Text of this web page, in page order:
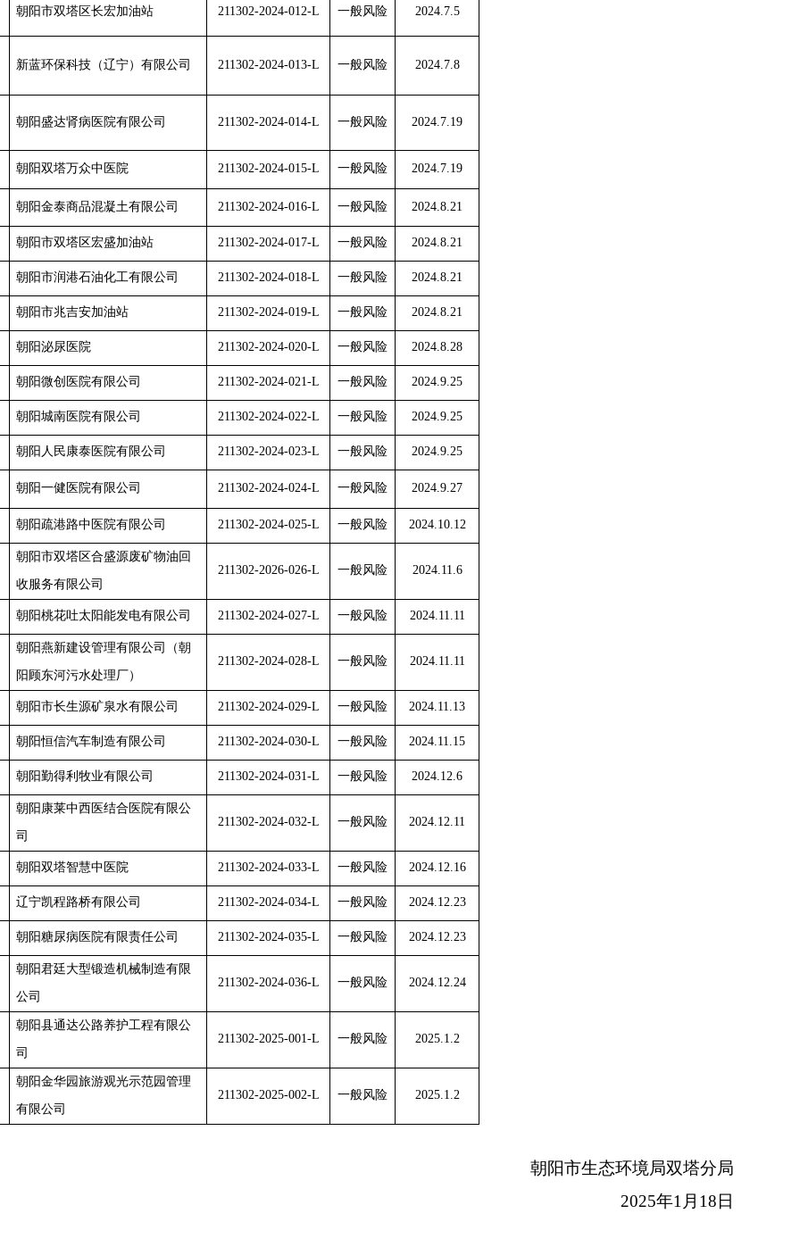
朝阳市双塔区长宏加油站 211302-2024-012-L 一般风险 2024.7.5
新蓝环保科技（辽宁）有限公司 211302-2024-013-L 一般风险 2024.7.8
朝阳盛达肾病医院有限公司 211302-2024-014-L 一般风险 2024.7.19
朝阳双塔万众中医院 211302-2024-015-L 一般风险 2024.7.19
朝阳金泰商品混凝土有限公司 211302-2024-016-L 一般风险 2024.8.21
朝阳市双塔区宏盛加油站 211302-2024-017-L 一般风险 2024.8.21
朝阳市润港石油化工有限公司 211302-2024-018-L 一般风险 2024.8.21
朝阳市兆吉安加油站 211302-2024-019-L 一般风险 2024.8.21
朝阳泌尿医院 211302-2024-020-L 一般风险 2024.8.28
朝阳微创医院有限公司 211302-2024-021-L 一般风险 2024.9.25
朝阳城南医院有限公司 211302-2024-022-L 一般风险 2024.9.25
朝阳人民康泰医院有限公司 211302-2024-023-L 一般风险 2024.9.25
朝阳一健医院有限公司 211302-2024-024-L 一般风险 2024.9.27
朝阳疏港路中医院有限公司 211302-2024-025-L 一般风险 2024.10.12
朝阳市双塔区合盛源废矿物油回
收服务有限公司
211302-2026-026-L 一般风险 2024.11.6
朝阳桃花吐太阳能发电有限公司 211302-2024-027-L 一般风险 2024.11.11
朝阳燕新建设管理有限公司（朝
阳顾东河污水处理厂）
211302-2024-028-L 一般风险 2024.11.11
朝阳市长生源矿泉水有限公司 211302-2024-029-L 一般风险 2024.11.13
朝阳恒信汽车制造有限公司 211302-2024-030-L 一般风险 2024.11.15
朝阳勤得利牧业有限公司 211302-2024-031-L 一般风险 2024.12.6
朝阳康莱中西医结合医院有限公
司
211302-2024-032-L 一般风险 2024.12.11
朝阳双塔智慧中医院 211302-2024-033-L 一般风险 2024.12.16
辽宁凯程路桥有限公司 211302-2024-034-L 一般风险 2024.12.23
朝阳糖尿病医院有限责任公司 211302-2024-035-L 一般风险 2024.12.23
朝阳君廷大型锻造机械制造有限
公司
211302-2024-036-L 一般风险 2024.12.24
朝阳县通达公路养护工程有限公
司
211302-2025-001-L 一般风险 2025.1.2
朝阳金华园旅游观光示范园管理
有限公司
211302-2025-002-L 一般风险 2025.1.2
朝阳市生态环境局双塔分局
2025年1月18日